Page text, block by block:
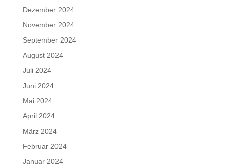
Dezember 2024
November 2024
September 2024
August 2024
Juli 2024
Juni 2024
Mai 2024
April 2024
März 2024
Februar 2024
Januar 2024